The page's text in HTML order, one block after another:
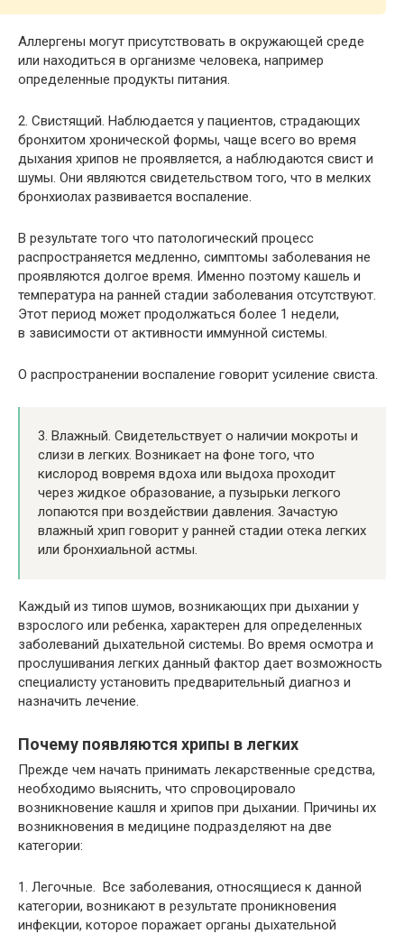
Аллергены могут присутствовать в окружающей среде
или находиться в организме человека, например
определенные продукты питания.
2. Свистящий. Наблюдается у пациентов, страдающих
бронхитом хронической формы, чаще всего во время
дыхания хрипов не проявляется, а наблюдаются свист и
шумы. Они являются свидетельством того, что в мелких
бронхиолах развивается воспаление.
В результате того что патологический процесс
распространяется медленно, симптомы заболевания не
проявляются долгое время. Именно поэтому кашель и
температура на ранней стадии заболевания отсутствуют.
Этот период может продолжаться более 1 недели,
в зависимости от активности иммунной системы.
О распространении воспаление говорит усиление свиста.
3. Влажный. Свидетельствует о наличии мокроты и
слизи в легких. Возникает на фоне того, что
кислород вовремя вдоха или выдоха проходит
через жидкое образование, а пузырьки легкого
лопаются при воздействии давления. Зачастую
влажный хрип говорит у ранней стадии отека легких
или бронхиальной астмы.
Каждый из типов шумов, возникающих при дыхании у
взрослого или ребенка, характерен для определенных
заболеваний дыхательной системы. Во время осмотра и
прослушивания легких данный фактор дает возможность
специалисту установить предварительный диагноз и
назначить лечение.
Почему появляются хрипы в легких
Прежде чем начать принимать лекарственные средства,
необходимо выяснить, что спровоцировало
возникновение кашля и хрипов при дыхании. Причины их
возникновения в медицине подразделяют на две
категории:
1. Легочные. Все заболевания, относящиеся к данной
категории, возникают в результате проникновения
инфекции, которое поражает органы дыхательной